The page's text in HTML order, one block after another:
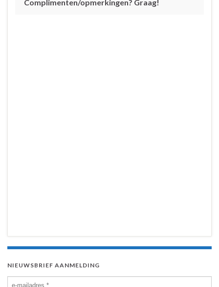
Complimenten/opmerkingen? Graag!
NIEUWSBRIEF AANMELDING